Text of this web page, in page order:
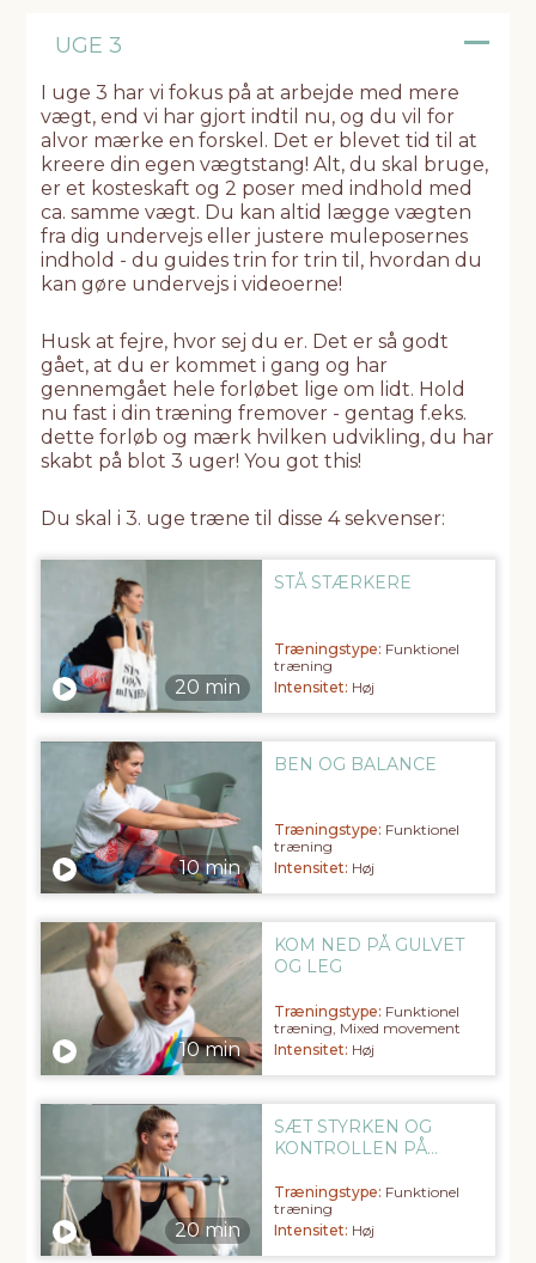
UGE 3
I uge 3 har vi fokus på at arbejde med mere
vægt, end vi har gjort indtil nu, og du vil for
alvor mærke en forskel. Det er blevet tid til at
kreere din egen vægtstang! Alt, du skal bruge,
er et kosteskaft og 2 poser med indhold med
ca. samme vægt. Du kan altid lægge vægten
fra dig undervejs eller justere muleposernes
indhold - du guides trin for trin til, hvordan du
kan gøre undervejs i videoerne!
Husk at fejre, hvor sej du er. Det er så godt
gået, at du er kommet i gang og har
gennemgået hele forløbet lige om lidt. Hold
nu fast i din træning fremover - gentag f.eks.
dette forløb og mærk hvilken udvikling, du har
skabt på blot 3 uger! You got this!
Du skal i 3. uge træne til disse 4 sekvenser:
STÅ STÆRKERE
Træningstype: Funktionel
træning
Intensitet: Høj
BEN OG BALANCE
Træningstype: Funktionel
træning
Intensitet: Høj
KOM NED PÅ GULVET
OG LEG
Træningstype: Funktionel
træning, Mixed movement
Intensitet: Høj
SÆT STYRKEN OG
KONTROLLEN PÅ
Træningstype: Funktionel
træning
Intensitet: Høj